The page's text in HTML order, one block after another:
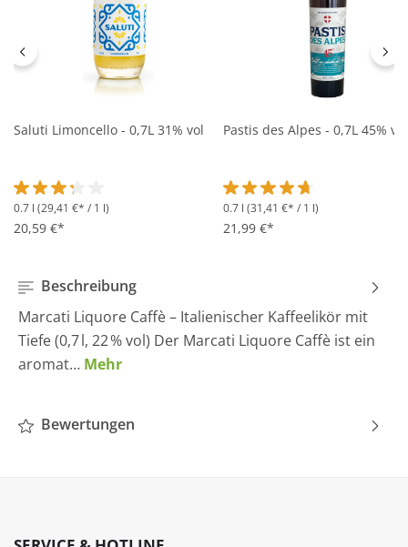
Saluti Limoncello - 0,7L 31% vol
Durchschnittliche Bewertung von 3.2 von 5 Sternen
0.7 l (29,41 €* / 1 l)
20,59 €*
Pastis des Alpes - 0,7L 45% vol
Durchschnittliche
0.7 l (31,41 €* / 1 l)
21,99 €*
Beschreibung
Marcati Liquore Caffè – Italienischer Kaffeelikör mit
Tiefe (0,7 l, 22 % vol) Der Marcati Liquore Caffè ist ein
aromat… Mehr
Bewertungen